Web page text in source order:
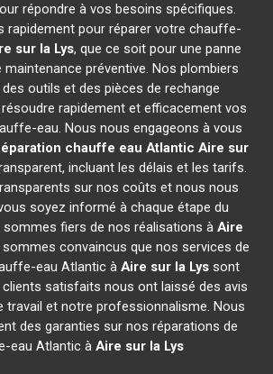
répondre à vos besoins spécifiques.
rapidement pour réparer votre chauffe-
sur la Lys, que ce soit pour une panne
maintenance préventive. Nos plombiers
outils et des pièces de rechange
rapidement et efficacement vos
eau. Nous nous engageons à vous
chauffe eau Atlantic Aire sur
incluant les délais et les tarifs.
sur nos coûts et nous nous
soyez informé à chaque étape du
fiers de nos réalisations à Aire
convaincus que nos services de
eau Atlantic àAire sur la Lys sont
satisfaits nous ont laissé des avis
travail et notre professionnalisme. Nous
des garanties sur nos réparations de
eau Atlantic à Aire sur la Lys